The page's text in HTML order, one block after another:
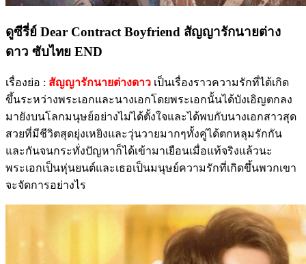
ดูซีรี่ย์ Dear Contract Boyfriend สัญญารักนายต่าง
ดาว ซับไทย END
เรื่องย่อ : สัญญารักนายต่างดาว เป็นเรื่องราวความรักที่ได้เกิด
ขึ้นระหว่างพระเอกและนางเอกโดยพระเอกนั้นได้บังเอิญตกลง
มายังบนโลกมนุษย์อย่างไม่ได้ตั้งใจและได้พบกับนางเอกสาวสุด
สวยที่มีชีวิตสุดยุ่งเหยิงและวุ่นวายมากๆทั้งคู่ได้ตกหลุมรักกัน
และกันจนกระทั่งปัญหาก็ได้เข้ามาเยือนเมื่อแท้จริงแล้วนะ
พระเอกเป็นหุ่นยนต์และเธอเป็นมนุษย์ความรักที่เกิดขึ้นพวกเขา
จะจัดการอย่างไร